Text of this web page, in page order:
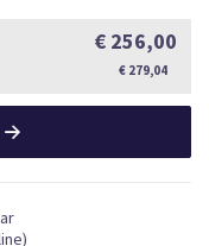
€ 256,00
€ 279,04